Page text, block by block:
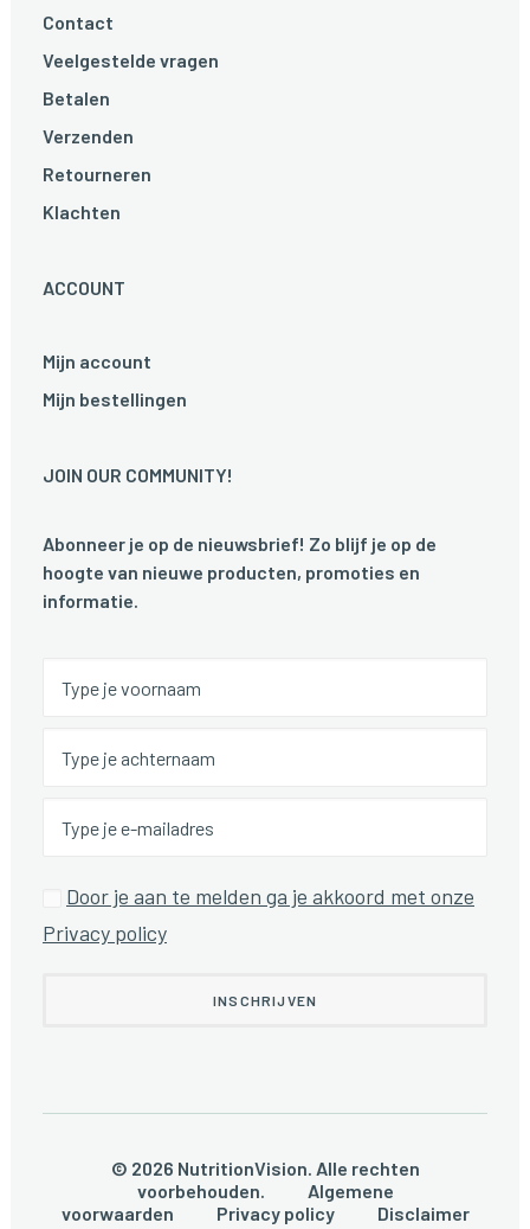
Contact
Veelgestelde vragen
Betalen
Verzenden
Retourneren
Klachten
ACCOUNT
Mijn account
Mijn bestellingen
JOIN OUR COMMUNITY!
Abonneer je op de nieuwsbrief! Zo blijf je op de
hoogte van nieuwe producten, promoties en
informatie.
Door je aan te melden ga je akkoord met onze
Privacy policy
© 2026 NutritionVision. Alle rechten
voorbehouden. Algemene
voorwaarden
Privacy policy Disclaimer